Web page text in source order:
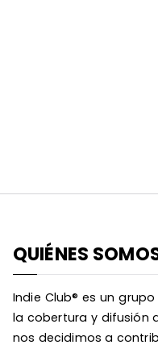
QUIÉNES
Indie Club® es un
la cobertura y difusión
nos decidimos a